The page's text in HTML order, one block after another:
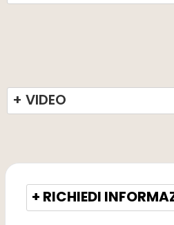
+ VIDEO
+ RICHIEDI